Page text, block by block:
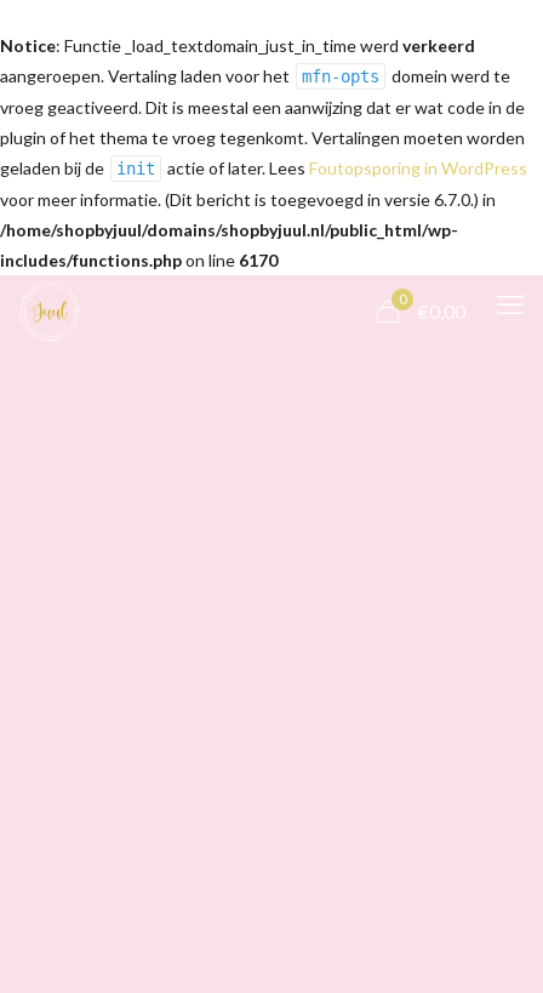
Notice: Functie _load_textdomain_just_in_time werd verkeerd
aangeroepen. Vertaling laden voor het
mfn-opts
domein werd te
vroeg geactiveerd. Dit is meestal een aanwijzing dat er wat code in de
plugin of het thema te vroeg tegenkomt. Vertalingen moeten worden
geladen bij de
init actie of later. Lees Foutopsporing in WordPress
voor meer informatie. (Dit bericht is toegevoegd in versie 6.7.0.) in
/home/shopbyjuul/domains/shopbyjuul.nl/public_html/wp-
includes/functions.phpon line 6170
0
€0,00